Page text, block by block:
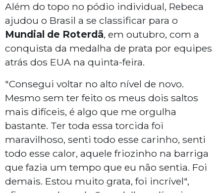
Além do topo no pódio individual, Rebeca
ajudou o Brasil a se classificar para o
Mundial de Roterdã, em outubro, com a
conquista da medalha de prata por equipes
atrás dos EUA na quinta-feira.
"Consegui voltar no alto nível de novo.
Mesmo sem ter feito os meus dois saltos
mais difíceis, é algo que me orgulha
bastante. Ter toda essa torcida foi
maravilhoso, senti todo esse carinho, senti
todo esse calor, aquele friozinho na barriga
que fazia um tempo que eu não sentia. Foi
demais. Estou muito grata, foi incrível",